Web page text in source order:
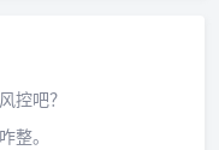
控吧？
整。